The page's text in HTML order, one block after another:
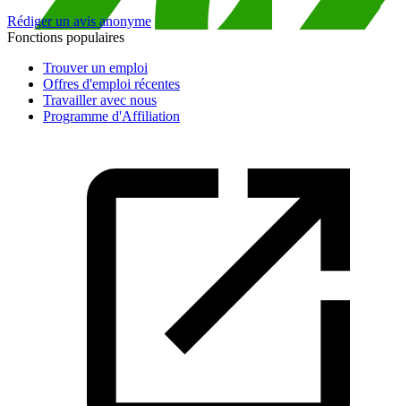
Rédiger un avis anonyme
Fonctions populaires
Trouver un emploi
Offres d'emploi récentes
Travailler avec nous
Programme d'Affiliation